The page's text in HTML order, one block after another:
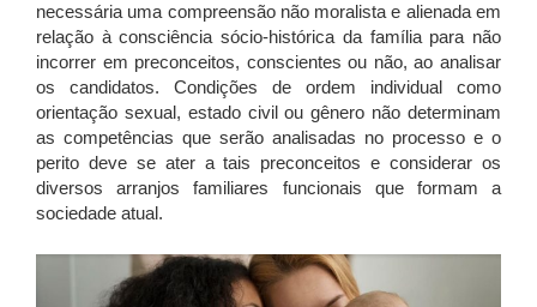
necessária uma compreensão não moralista e alienada em
relação à consciência sócio-histórica da família para não
incorrer em preconceitos, conscientes ou não, ao analisar
os candidatos. Condições de ordem individual como
orientação sexual, estado civil ou gênero não determinam
as competências que serão analisadas no processo e o
perito deve se ater a tais preconceitos e considerar os
diversos arranjos familiares funcionais que formam a
sociedade atual.